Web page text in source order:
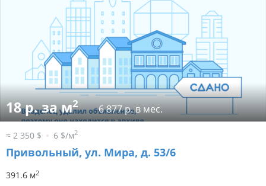
18 р. за м2 6 877 р. в мес.
≈ 2 350 $ 6 $/м2
Привольный, ул. Мира, д. 53/6
391.6 м2